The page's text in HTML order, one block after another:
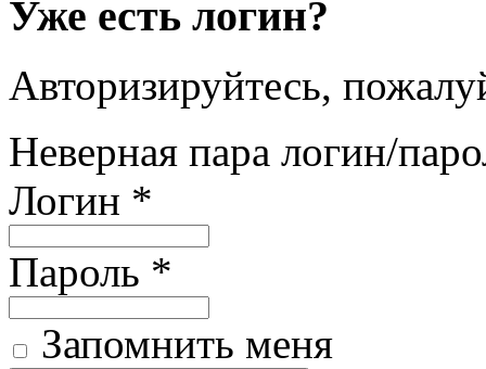
Уже есть логин?
Авторизируйтесь,
Неверная пара логин/
Логин *
Пароль *
Запомнить меня